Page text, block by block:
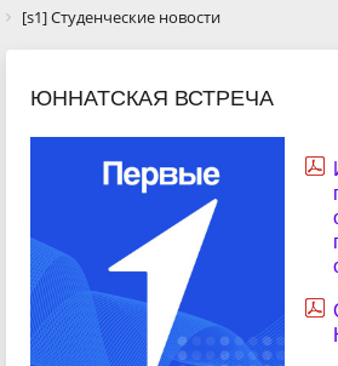
[s1] Студенческие новости
ЮННАТСКАЯ ВСТРЕЧА